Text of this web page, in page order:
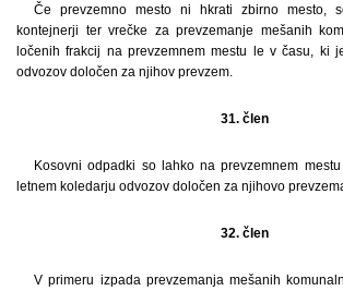
Če prevzemno mesto ni hkrati zbirno mesto,
kontejnerji ter vrečke za prevzemanje mešanih
ločenih frakcij na prevzemnem mestu le v času, ki
odvozov določen za njihov prevzem.
31. člen
Kosovni odpadki so lahko na prevzemnem
letnem koledarju odvozov določen za njihovo
32. člen
V primeru izpada prevzemanja mešanih